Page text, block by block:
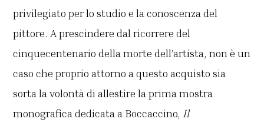
privilegiato per lo studio e la conoscenza del
pittore. A prescindere dal ricorrere del
cinquecentenario della morte dell’artista, non è un
caso che proprio attorno a questo acquisto sia
sorta la volontà di allestire la prima mostra
monografica dedicata a Boccaccino, Il